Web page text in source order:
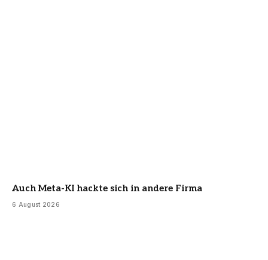
Auch Meta-KI hackte sich in andere Firma
6 August 2026